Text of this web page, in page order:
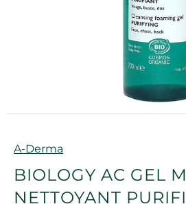
Marque
A-Derma
BIOLOGY AC GEL
NETTOYANT